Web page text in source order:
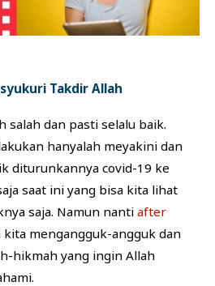
Takdir Allah
salah dan pasti selalu baik.
hanyalah meyakini dan
diturunkannya covid-19 ke
saat ini yang bisa kita lihat
saja. Namun nanti after
kita mengangguk-angguk dan
hikmah yang ingin Allah